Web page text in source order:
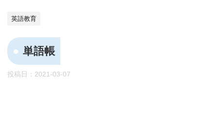
英語教育
単語帳
投稿日： 2021-03-07